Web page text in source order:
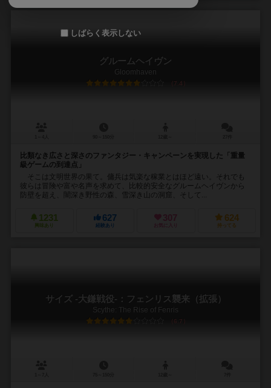
グルームヘイヴン
Gloomhaven
7.4
比類なき広さと深さのファンタジー・キャンペーンを実現した「重量
級ゲームの到達点」
そこは文明世界の果て。傭兵は気楽な稼業とはほど遠い。それでも
彼らは冒険や富や名声を求めて、比較的安全なグルームヘイヴンから
防壁を超え、闇深き野性の森、雪深き山の洞窟、そして...
1231
興味あり
627
経験あり
307
お気に入り
624
持ってる
サイズ -大鎌戦役-：フェンリス襲来（拡張）
Scythe: The Rise of Fenris
6.7
しばらく表示しない